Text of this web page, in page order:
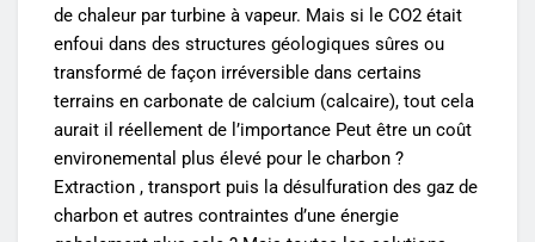
de chaleur par turbine à vapeur. Mais si le CO2 était
enfoui dans des structures géologiques sûres ou
transformé de façon irréversible dans certains
terrains en carbonate de calcium (calcaire), tout cela
aurait il réellement de l’importance Peut être un coût
environemental plus élevé pour le charbon ?
Extraction , transport puis la désulfuration des gaz de
charbon et autres contraintes d’une énergie